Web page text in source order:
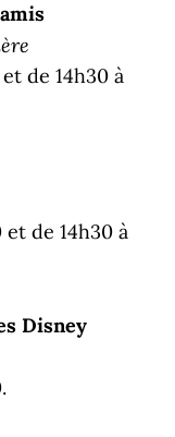
de 14h30 à
et de 14h30 à
Disney